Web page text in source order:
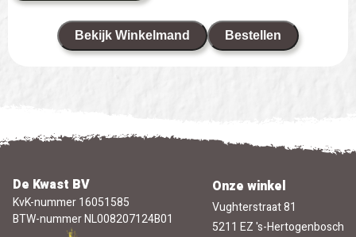
Bekijk Winkelmand Bestellen
De Kwast BV
KvK-nummer 16051585
BTW-nummer NL008207124B01
Onze winkel
Vughterstraat 81
5211 EZ 's-Hertogenbosch